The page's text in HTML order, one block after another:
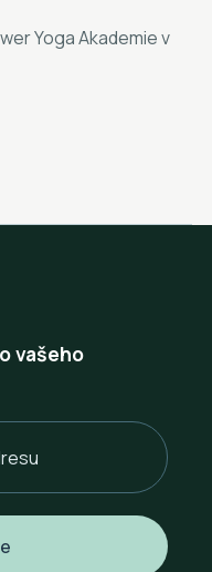
Yoga Akademie v
vašeho